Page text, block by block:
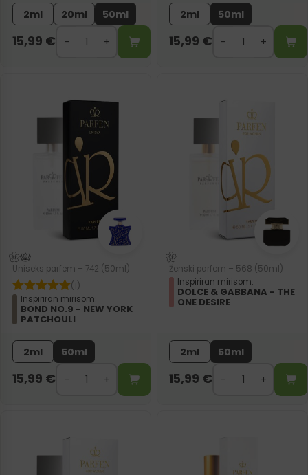
2ml 20ml 50ml
15,99 €
2ml 50ml
15,99 €
Uniseks parfem – 742 (50ml)
(1)
Inspiriran mirisom:
BOND NO.9 - NEW YORK
PATCHOULI
2ml 50ml
15,99 €
Ženski parfem – 568 (50ml)
Inspiriran mirisom:
DOLCE & GABBANA - THE
ONE DESIRE
2ml 50ml
15,99 €